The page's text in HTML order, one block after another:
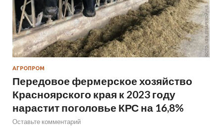
АГРОПРОМ
Передовое фермерское хозяйство
Красноярского края к 2023 году
нарастит поголовье КРС на 16,8%
Оставьте комментарий